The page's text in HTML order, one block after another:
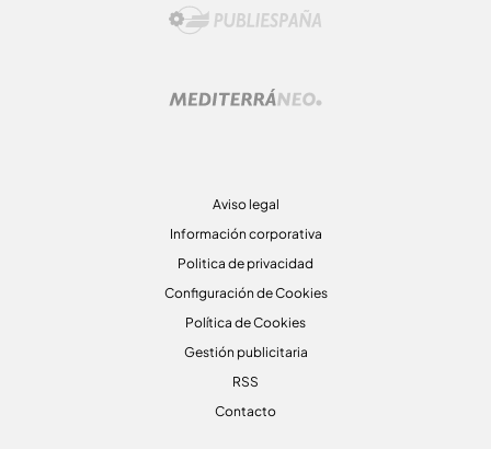
Aviso legal
Información corporativa
Politica de privacidad
Configuración de Cookies
Política de Cookies
Gestión publicitaria
RSS
Contacto